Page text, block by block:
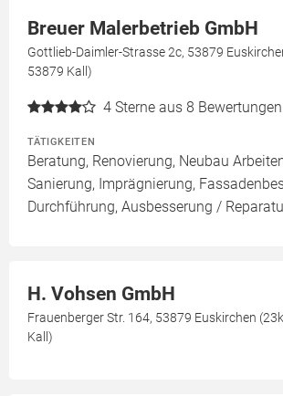
Breuer Malerbetrieb GmbH
Gottlieb-Daimler-Strasse 2c, 53879
53879 Kall)
4 Sterne aus 8 Bewertungen
TÄTIGKEITEN
Beratung, Renovierung, Neubau
Sanierung, Imprägnierung,
Durchführung, Ausbesserung /
H. Vohsen GmbH
Frauenberger Str. 164, 53879 Euskirchen
Kall)